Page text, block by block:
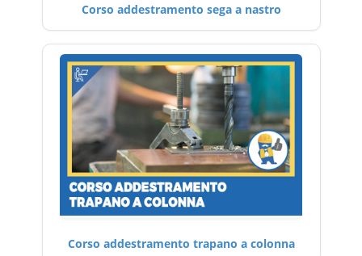
Corso addestramento sega a nastro
Corso addestramento trapano a colonna